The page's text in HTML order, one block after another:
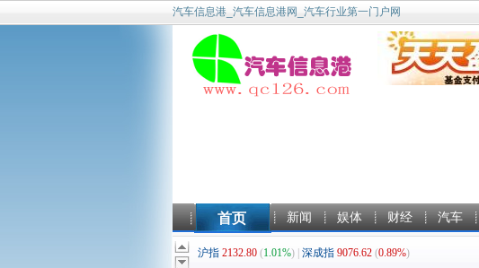
汽车信息港_汽车信息港网_汽车行业第一门户网
首页 新闻 娱体 财经 汽车
沪指 2132.80 (1.01%) | 深成指 9076.62 (0.89%)